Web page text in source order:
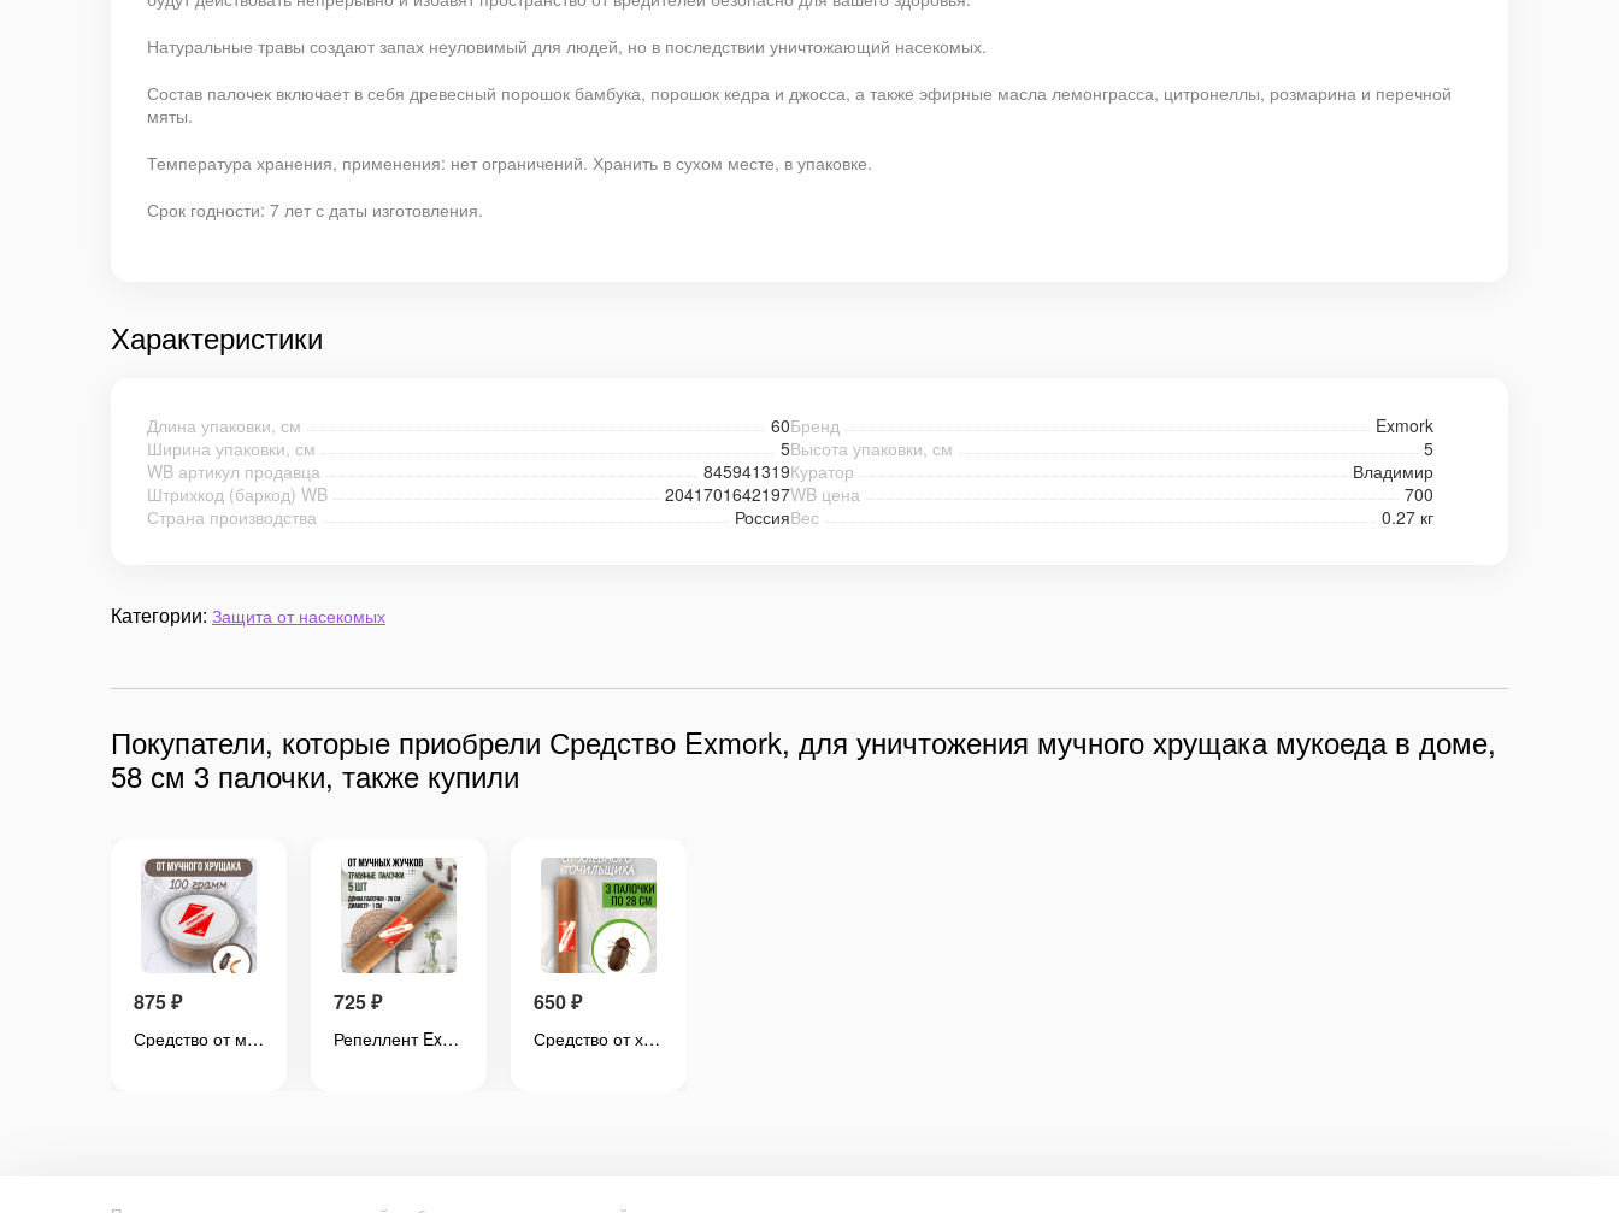
Натуральные травы создают запах неуловимый для людей, но в последствии уничтожающий насекомых.
Состав палочек включает в себя древесный порошок бамбука, порошок кедра и джосса, а также эфирные масла лемонграсса, цитронеллы, розмарина и перечной
мяты.
Температура хранения, применения: нет ограничений. Хранить в сухом месте, в упаковке.
Срок годности: 7 лет с даты изготовления.
Характеристики
Длина упаковки, см 60Бренд
Exmork
Ширина упаковки, см
5Высота упаковки, см
5
WB артикул продавца
845941319Куратор
Владимир
Штрихкод (баркод) WB
2041701642197WB цена
700
Страна производства
РоссияВес 0.27 кг
Категории: Защита от насекомых
Покупатели, которые приобрели Средство Exmork, для уничтожения мучного хрущака мукоеда в доме,
58 см 3 палочки, также купили
875₽
Средство от мучного хрущака мукоеда 100 грамм, природный состав
725₽
Репеллент Exmork, средство для уничтожения мучных жучков мукоедов, 5 палочек по 28 см
650₽
Средство от хлебного точильщика 3 палочки по 28 см натуральный состав, безопасно для людей